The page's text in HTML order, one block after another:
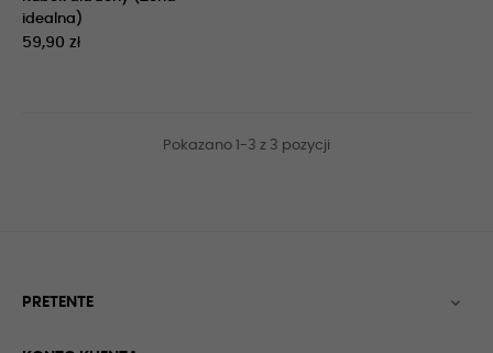
idealna)
59,90 zł
Pokazano 1-3 z 3 pozycji
PRETENTE 